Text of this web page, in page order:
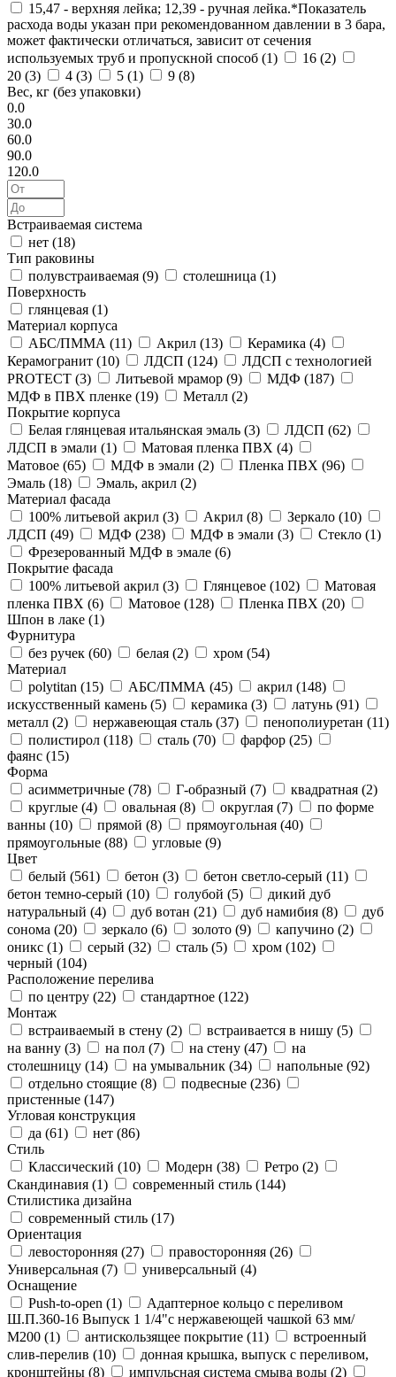
15,47 - верхняя лейка; 12,39 - ручная лейка.*Показатель
расхода воды указан при рекомендованном давлении в 3 бара,
может фактически отличаться, зависит от сечения
используемых труб и пропускной способ (1) 16 (2)
20 (3) 4 (3) 5 (1) 9 (8)
Вес, кг (без упаковки)
0.0
30.0
60.0
90.0
120.0
Встраиваемая система
нет (18)
Тип раковины
полувстраиваемая (9) столешница (1)
Поверхность
глянцевая (1)
Материал корпуса
АБС/ПММА (11) Акрил (13) Керамика (4)
Керамогранит (10) ЛДСП (124)
ЛДСП с технологией
PROTECT (3) Литьевой мрамор (9) МДФ (187)
МДФ в ПВХ пленке (19) Металл (2)
Покрытие корпуса
Белая глянцевая итальянская эмаль (3) ЛДСП (62)
ЛДСП в эмали (1) Матовая пленка ПВХ (4)
Матовое (65) МДФ в эмали (2) Пленка ПВХ (96)
Эмаль (18) Эмаль, акрил (2)
Материал фасада
100% литьевой акрил (3) Акрил (8) Зеркало (10)
ЛДСП (49) МДФ (238) МДФ в эмали (3) Стекло (1)
Фрезерованный МДФ в эмале (6)
Покрытие фасада
100% литьевой акрил (3) Глянцевое (102)
Матовая
пленка ПВХ (6) Матовое (128) Пленка ПВХ (20)
Шпон в лаке (1)
Фурнитура
без ручек (60) белая (2) хром (54)
Материал
polytitan (15) АБС/ПММА (45) акрил (148)
искусственный камень (5) керамика (3) латунь (91)
металл (2) нержавеющая сталь (37) пенополиуретан (11)
полистирол (118) сталь (70) фарфор (25)
фаянс (15)
Форма
асимметричные (78) Г-образный (7) квадратная (2)
круглые (4) овальная (8) округлая (7)
по форме
ванны (10) прямой (8) прямоугольная (40)
прямоугольные (88) угловые (9)
Цвет
белый (561) бетон (3) бетон светло-серый (11)
бетон темно-серый (10) голубой (5)
дикий дуб
натуральный (4) дуб вотан (21) дуб намибия (8)
дуб
сонома (20) зеркало (6) золото (9) капучино (2)
оникс (1) серый (32) сталь (5) хром (102)
черный (104)
Расположение перелива
по центру (22) стандартное (122)
Монтаж
встраиваемый в стену (2) встраивается в нишу (5)
на ванну (3) на пол (7) на стену (47)
на
столешницу (14) на умывальник (34) напольные (92)
отдельно стоящие (8) подвесные (236)
пристенные (147)
Угловая конструкция
да (61) нет (86)
Стиль
Классический (10) Модерн (38) Ретро (2)
Скандинавия (1) современный стиль (144)
Стилистика дизайна
современный стиль (17)
Ориентация
левосторонняя (27) правосторонняя (26)
Универсальная (7) универсальный (4)
Оснащение
Push-to-open (1)
Адаптерное кольцо с переливом
Ш.П.360-16 Выпуск 1 1/4"с нержавеющей чашкой 63 мм/
М200 (1) антискользящее покрытие (11)
встроенный
слив-перелив (10)
донная крышка, выпуск с переливом,
кронштейны (8) импульсная система смыва воды (2)